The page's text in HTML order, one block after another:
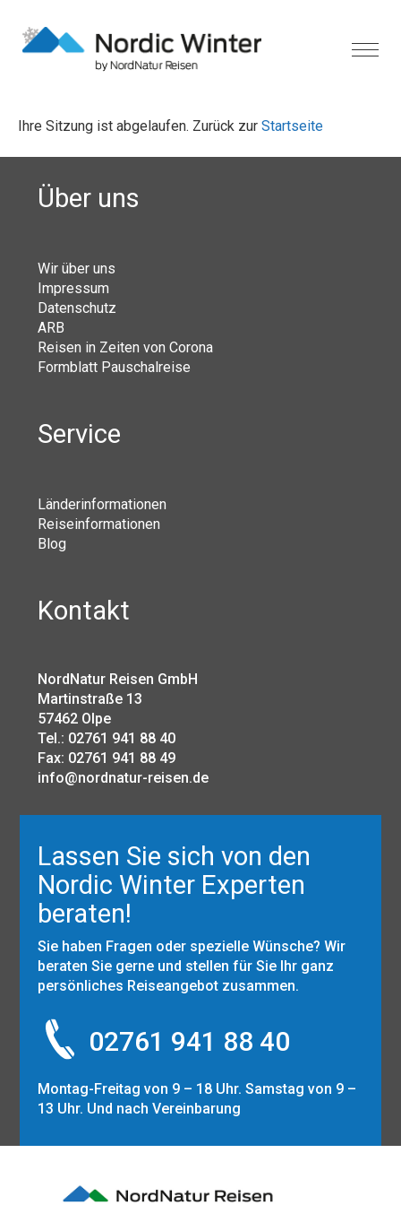
Ihre Sitzung ist abgelaufen. Zurück zur Startseite
Über uns
Wir über uns
Impressum
Datenschutz
ARB
Reisen in Zeiten von Corona
Formblatt Pauschalreise
Service
Länderinformationen
Reiseinformationen
Blog
Kontakt
NordNatur Reisen GmbH
Martinstraße 13
57462 Olpe
Tel.: 02761 941 88 40
Fax: 02761 941 88 49
info@nordnatur-reisen.de
Lassen Sie sich von den
Nordic Winter Experten
beraten!
Sie haben Fragen oder spezielle Wünsche? Wir
beraten Sie gerne und stellen für Sie Ihr ganz
persönliches Reiseangebot zusammen.
02761 941 88 40
Montag-Freitag von 9 – 18 Uhr. Samstag von 9 –
13 Uhr. Und nach Vereinbarung